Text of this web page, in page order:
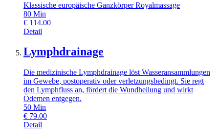
Klassische europäische Ganzkörper Royalmassage
80 Min
€ 114.00
Detail
Lymphdrainage
Die medizinische Lymphdrainage löst Wasseransammlungen
im Gewebe, postoperativ oder verletzungsbedingt. Sie regt
den Lymphfluss an, fördert die Wundheilung und wirkt
Ödemen entgegen.
50 Min
€ 79.00
Detail